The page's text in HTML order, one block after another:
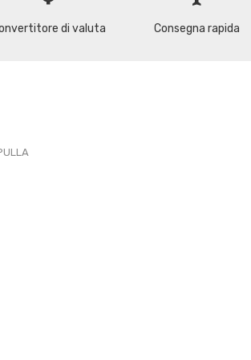
di valuta Consegna rapida